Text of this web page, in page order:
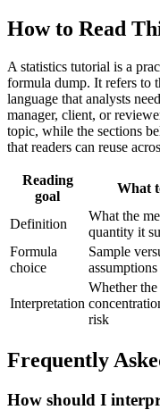
How to Read
A statistics tutorial is a
formula dump. It refers to
language that analysts
manager, client, or
topic, while the sections
that readers can reuse
Reading
goal
What
Definition
What the
quantity it
Formula
choice
Sample
Interpretation
Whether
risk
Frequently
How should I